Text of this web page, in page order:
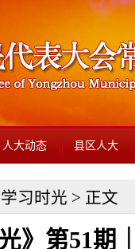
人大动态 县区人大
习时光 > 正文
》第51期